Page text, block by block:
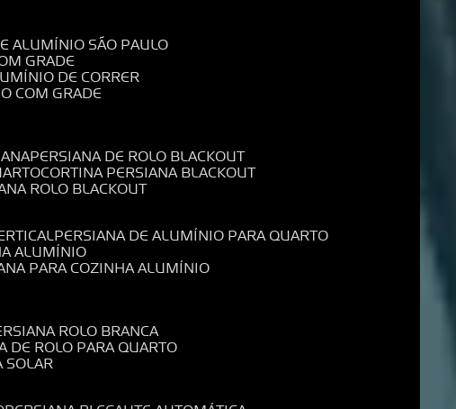
ALUMÍNIO SÃO PAULO
GRADE
DE CORRER
COM GRADE
PERSIANA DE ROLO BLACKOUT
CORTINA PERSIANA BLACKOUT
ROLO BLACKOUT
PERSIANA DE ALUMÍNIO PARA QUARTO
ALUMÍNIO
PARA COZINHA ALUMÍNIO
ROLO BRANCA
DE ROLO PARA QUARTO
SOLAR